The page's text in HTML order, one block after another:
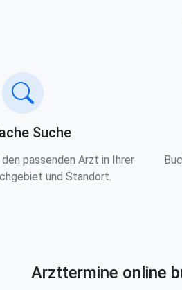
Suche
passenden Arzt in Ihrer
und Standort.
Arzttermine online